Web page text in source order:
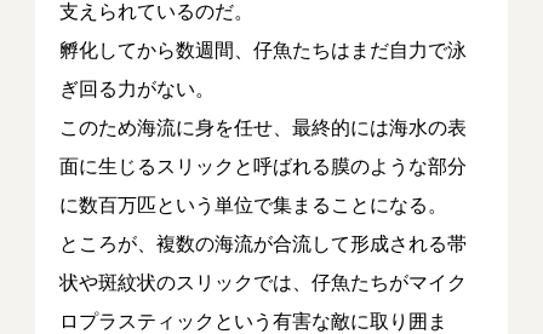
支えられているのだ。
孵化してから数週間、仔魚たちはまだ自力で泳
ぎ回る力がない。
このため海流に身を任せ、最終的には海水の表
面に生じるスリックと呼ばれる膜のような部分
に数百万匹という単位で集まることになる。
ところが、複数の海流が合流して形成される帯
状や斑紋状のスリックでは、仔魚たちがマイク
ロプラスティックという有害な敵に取り囲ま